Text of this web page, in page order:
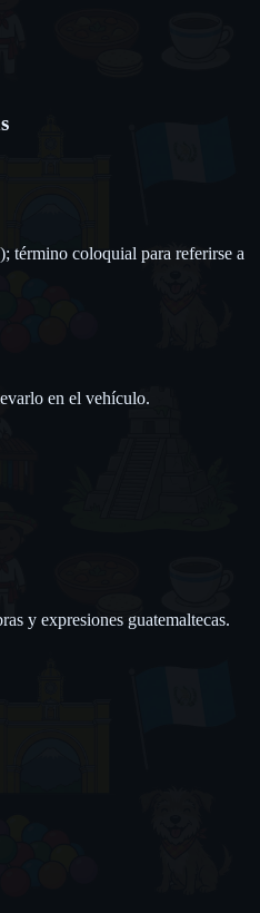
término coloquial para referirse a
en el vehículo.
y expresiones guatemaltecas.